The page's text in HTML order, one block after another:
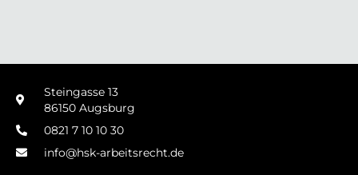
Steingasse 13
86150 Augsburg
0821 7 10 10 30
info@hsk-arbeitsrecht.de